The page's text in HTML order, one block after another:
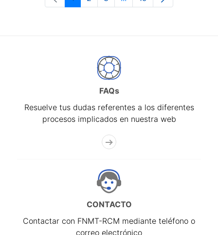
PáginaPáginaPáginaPáginas intermedias Use
Página
FAQs
Resuelve tus dudas referentes a los diferentes
procesos implicados en nuestra web
CONTACTO
Contactar con FNMT-RCM mediante teléfono o
correo electrónico